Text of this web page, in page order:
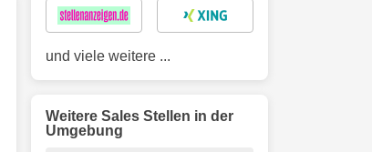
und viele weitere ...
Weitere Sales Stellen in der
Umgebung